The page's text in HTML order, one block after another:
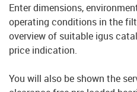
Enter dimensions,
operating conditions in the
overview of suitable igus
price indication.
You will also be shown the